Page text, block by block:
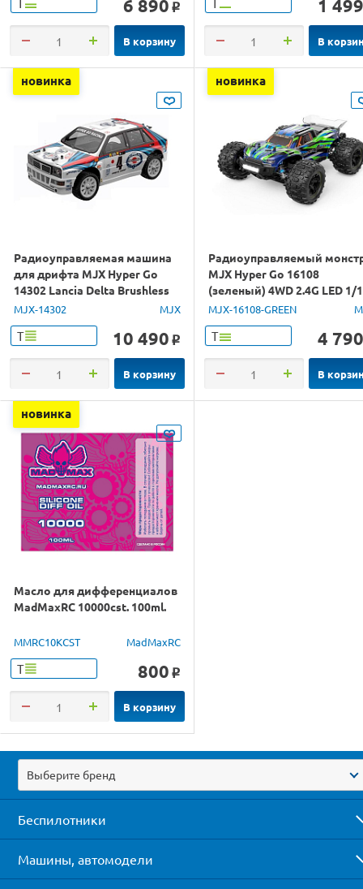
6 890 o
В корзину
1 499
В
новинка
Радиоуправляемая машина
для дрифта MJX Hyper Go
14302 Lancia Delta Brushless
4WD 2.4G LED 1/14 RTR
MJX-14302 MJX
Т 10 490 o
В корзину
новинка
Радиоуправляемый
MJX Hyper Go 16108
(зеленый) 4WD 2.4G LED 1/
RTR
MJX-16108-GREEN
Т 4 790
В
новинка
Масло для дифференциалов
MadMaxRC 10000cst. 100ml.
MMRC10KCST MadMaxRC
Т 800 o
В корзину
Выберите бренд
Беспилотники
Машины, автомодели